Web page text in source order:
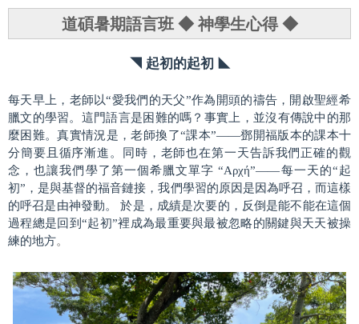
師資陣容
核心能力指標
課程規劃
課程表
新生見證
活動花絮
校園專題
成員聯絡
道碩暑期語言班 ◆ 神學生心得 ◆
◣ 起初的起初 ◥
每天早上，老師以“愛我們的天父”作為開頭的禱告，開啟聖經希
臘文的學習。這門語言是困難的嗎？事實上，並沒有傳說中的那
麼困難。真實情況是，老師換了“課本”——鄧開福版本的課本十
分簡要且循序漸進。同時，老師也在第一天告訴我們正確的觀
念，也讓我們學了第一個希臘文單字 “Αρχή”——每一天的“起
初” ，是與基督的福音鏈接，我們學習的原因是因為呼召，而這樣
的呼召是由神發動。 於是，成績是次要的，反倒是能不能在這個
過程總是回到 “起初”裡成為最重要與最被忽略的關鍵與天天被操
練的地方。